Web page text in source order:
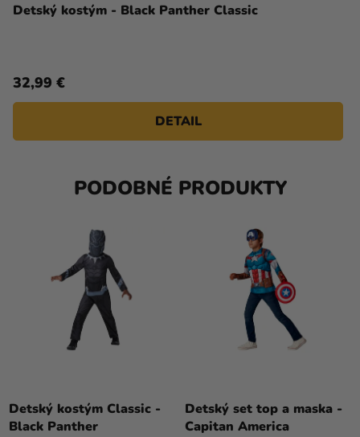
Detský kostým - Black Panther Classic
32,99 €
DETAIL
PODOBNÉ PRODUKTY
Detský kostým Classic -
Black Panther
Detský set top a maska -
Capitan America